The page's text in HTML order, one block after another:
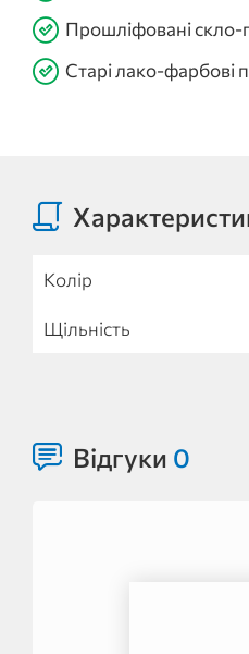
Прошліфовані скло-
Старі лако-фарбові
Колір
Щільність
Відгуки 0